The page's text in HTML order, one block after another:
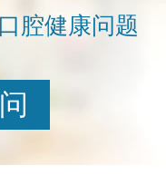
腔健康问题